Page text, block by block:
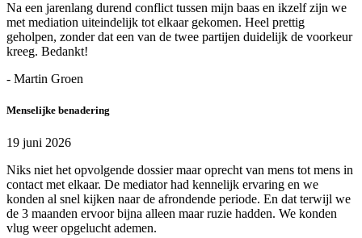
Na een jarenlang durend conflict tussen mijn baas en ikzelf zijn we
met mediation uiteindelijk tot elkaar gekomen. Heel prettig
geholpen, zonder dat een van de twee partijen duidelijk de voorkeur
kreeg. Bedankt!
- Martin Groen
Menselijke benadering
19 juni 2026
Niks niet het opvolgende dossier maar oprecht van mens tot mens in
contact met elkaar. De mediator had kennelijk ervaring en we
konden al snel kijken naar de afrondende periode. En dat terwijl we
de 3 maanden ervoor bijna alleen maar ruzie hadden. We konden
vlug weer opgelucht ademen.